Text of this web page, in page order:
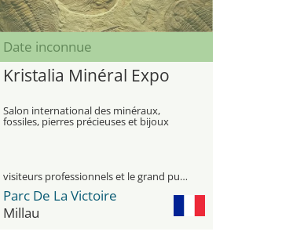
Date inconnue
Kristalia Minéral Expo
Salon international des minéraux,
fossiles, pierres précieuses et bijoux
visiteurs professionnels et le grand public
Parc De La Victoire
Millau